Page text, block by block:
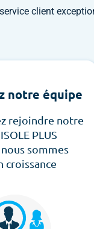
client
notre équipe
rejoindre notre
PLUS
nous sommes
croissance